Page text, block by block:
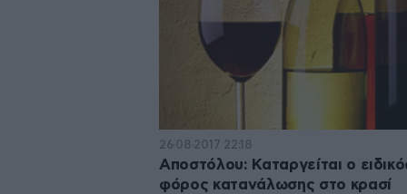
26·08·2017 22:18
Αποστόλου: Καταργείται ο
φόρος κατανάλωσης στο κρασί